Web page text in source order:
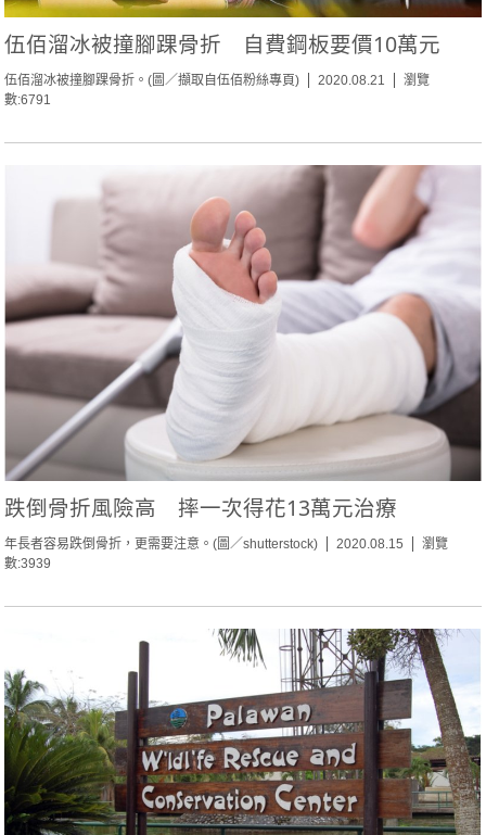
伍佰溜冰被撞腳踝骨折 自費鋼板要價10萬元
伍佰溜冰被撞腳踝骨折。(圖／擷取自伍佰粉絲專頁) 2020.08.21
瀏覽
數:6791
跌倒骨折風險高 摔一次得花13萬元治療
年長者容易跌倒骨折，更需要注意。(圖／shutterstock) 2020.08.15
瀏覽
數:3939